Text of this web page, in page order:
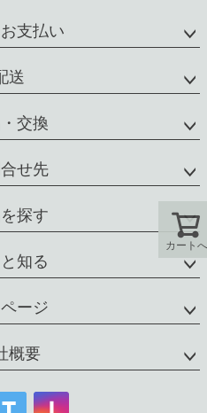
ップ
支払い
送
交換
せ先
探す
知る
ージ
概要
カートへ